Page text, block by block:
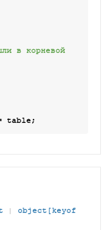
в корневой
| object[keyof